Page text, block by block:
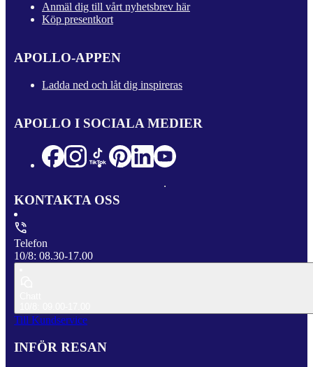
Anmäl dig till vårt nyhetsbrev här
Köp presentkort
APOLLO-APPEN
Ladda ned och låt dig inspireras
APOLLO I SOCIALA MEDIER
KONTAKTA OSS
Telefon
10/8: 08.30-17.00
Till Kundservice
INFÖR RESAN